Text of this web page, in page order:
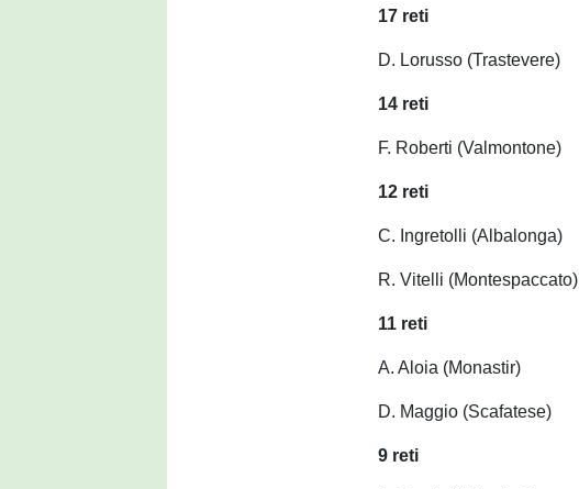
17 reti
D. Lorusso (Trastevere)
14 reti
F. Roberti (Valmontone)
12 reti
C. Ingretolli (Albalonga)
R. Vitelli (Montespaccato)
11 reti
A. Aloia (Monastir)
D. Maggio (Scafatese)
9 reti